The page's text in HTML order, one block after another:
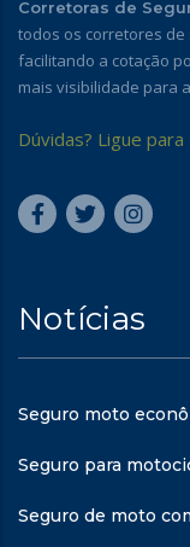
Corretoras de
todos os corretores de
facilitando a cotação
mais visibilidade para
Dúvidas? Ligue para
Notícias
Seguro moto
Seguro para
Seguro de moto